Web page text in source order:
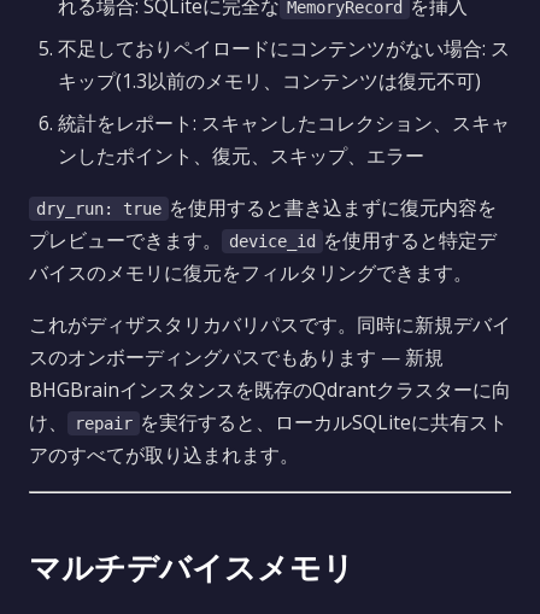
れる場合: SQLiteに完全な MemoryRecord
を挿入
不足しておりペイロードにコンテンツがない場合: ス
キップ(1.3以前のメモリ、コンテンツは復元不可)
統計をレポート: スキャンしたコレクション、スキャ
ンしたポイント、復元、スキップ、エラー
dry_run: true を使用すると書き込まずに復元内容を
プレビューできます。
device_id
を使用すると特定デ
バイスのメモリに復元をフィルタリングできます。
これがディザスタリカバリパスです。同時に新規デバイ
スのオンボーディングパスでもあります — 新規
BHGBrainインスタンスを既存のQdrantクラスターに向
け、
repair を実行すると、ローカルSQLiteに共有スト
アのすべてが取り込まれます。
マルチデバイスメモリ